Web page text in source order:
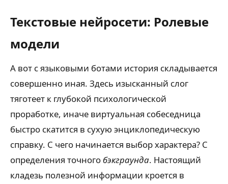
Текстовые нейросети: Ролевые
модели
А вот с языковыми ботами история складывается
совершенно иная. Здесь изысканный слог
тяготеет к глубокой психологической
проработке, иначе виртуальная собеседница
быстро скатится в сухую энциклопедическую
справку. С чего начинается выбор характера? С
определения точногобэкграунда. Настоящий
кладезь полезной информации кроется в